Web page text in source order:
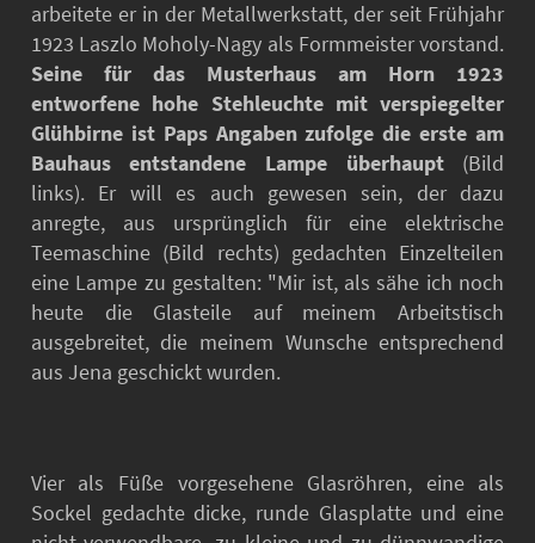
arbeitete er in der Metallwerkstatt, der seit Frühjahr
1923 Laszlo Moholy-Nagy als Formmeister vorstand.
Seine für das Musterhaus am Horn 1923
entworfene hohe Stehleuchte mit verspiegelter
Glühbirne ist Paps Angaben zufolge die erste am
Bauhaus entstandene Lampe überhaupt(Bild
links). Er will es auch gewesen sein, der dazu
anregte, aus ursprünglich für eine elektrische
Teemaschine (Bild rechts) gedachten Einzelteilen
eine Lampe zu gestalten: "Mir ist, als sähe ich noch
heute die Glasteile auf meinem Arbeitstisch
ausgebreitet, die meinem Wunsche entsprechend
aus Jena geschickt wurden.
Vier als Füße vorgesehene Glasröhren, eine als
Sockel gedachte dicke, runde Glasplatte und eine